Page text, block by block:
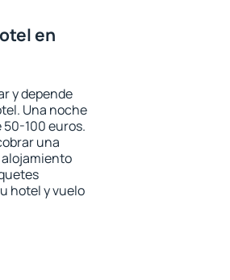
en
y depende
Una noche
100 euros.
una
alojamiento
hotel y vuelo